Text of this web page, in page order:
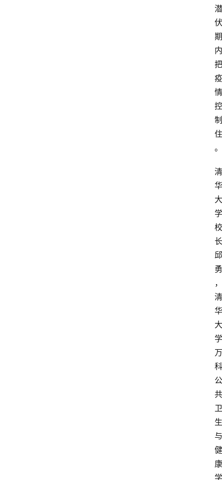
潜
伏
期
内
把
疫
情
控
制
住
。
清
华
大
学
校
长
邱
勇
，
清
华
大
学
万
科
公
共
卫
生
与
健
康
学